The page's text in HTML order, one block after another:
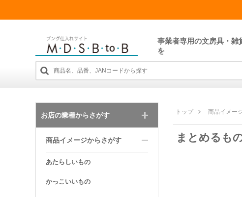
事業者専用の文房具・雑
を
トップ 商品イメー
まとめるも
お店の業種からさがす
商品イメージからさがす
あたらしいもの
かっこいいもの